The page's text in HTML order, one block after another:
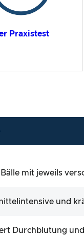
Praxistest
mit jeweils
und
Durchblutung